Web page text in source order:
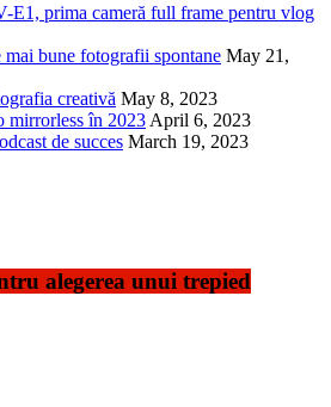
E1, prima cameră full frame pentru vlog
mai bune fotografii spontane May 21,
creativă May 8, 2023
mirrorless în 2023 April 6, 2023
de succes March 19, 2023
alegerea unui trepied